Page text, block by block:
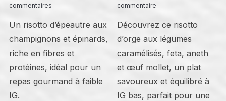
commentaires
Un risotto d’épeautre aux
champignons et épinards,
riche en fibres et
protéines, idéal pour un
repas gourmand à faible
IG.
commentaire
Découvrez ce risotto
d’orge aux légumes
caramélisés, feta, aneth
et œuf mollet, un plat
savoureux et équilibré à
IG bas, parfait pour une